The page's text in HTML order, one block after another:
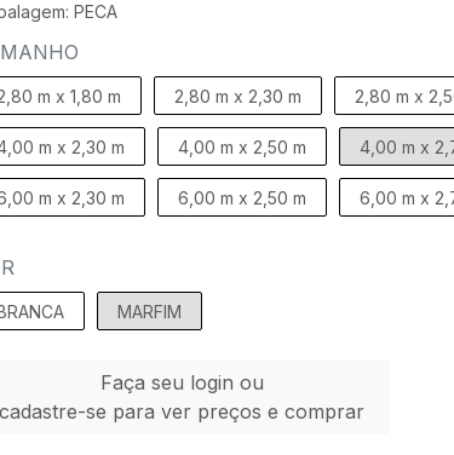
PECA
m x 1,80 m 2,80 m x 2,30 m 2,80 m x
m x 2,30 m 4,00 m x 2,50 m 4,00 m x
m x 2,30 m 6,00 m x 2,50 m 6,00 m x
MARFIM
Faça seu login ou
cadastre-se para ver preços e comprar